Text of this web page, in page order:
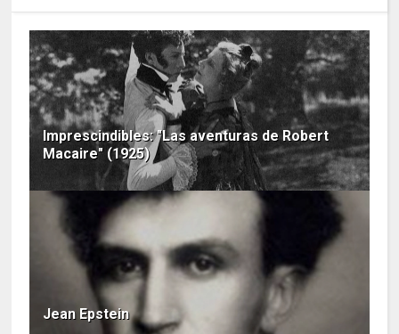
Imprescindibles: "Las aventuras de Robert
Macaire" (1925)
Jean Epstein